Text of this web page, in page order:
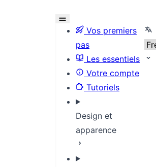
Vos premiers
pas
Les essentiels
Votre compte
Tutoriels
Design et
apparence